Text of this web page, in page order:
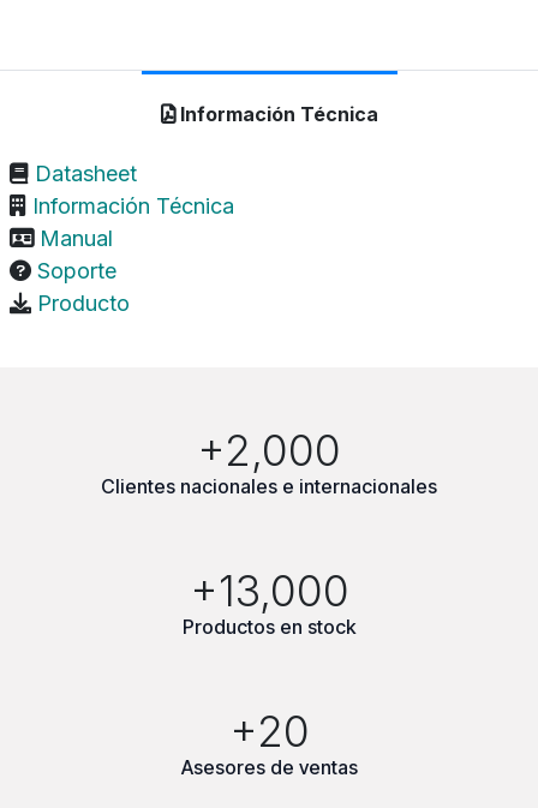
Información Técnica
Datasheet
Información Técnica
Manual
Soporte
Producto
+2,000
Clientes nacionales e internacionales
+13,000
Productos en stock
+20
Asesores de ventas